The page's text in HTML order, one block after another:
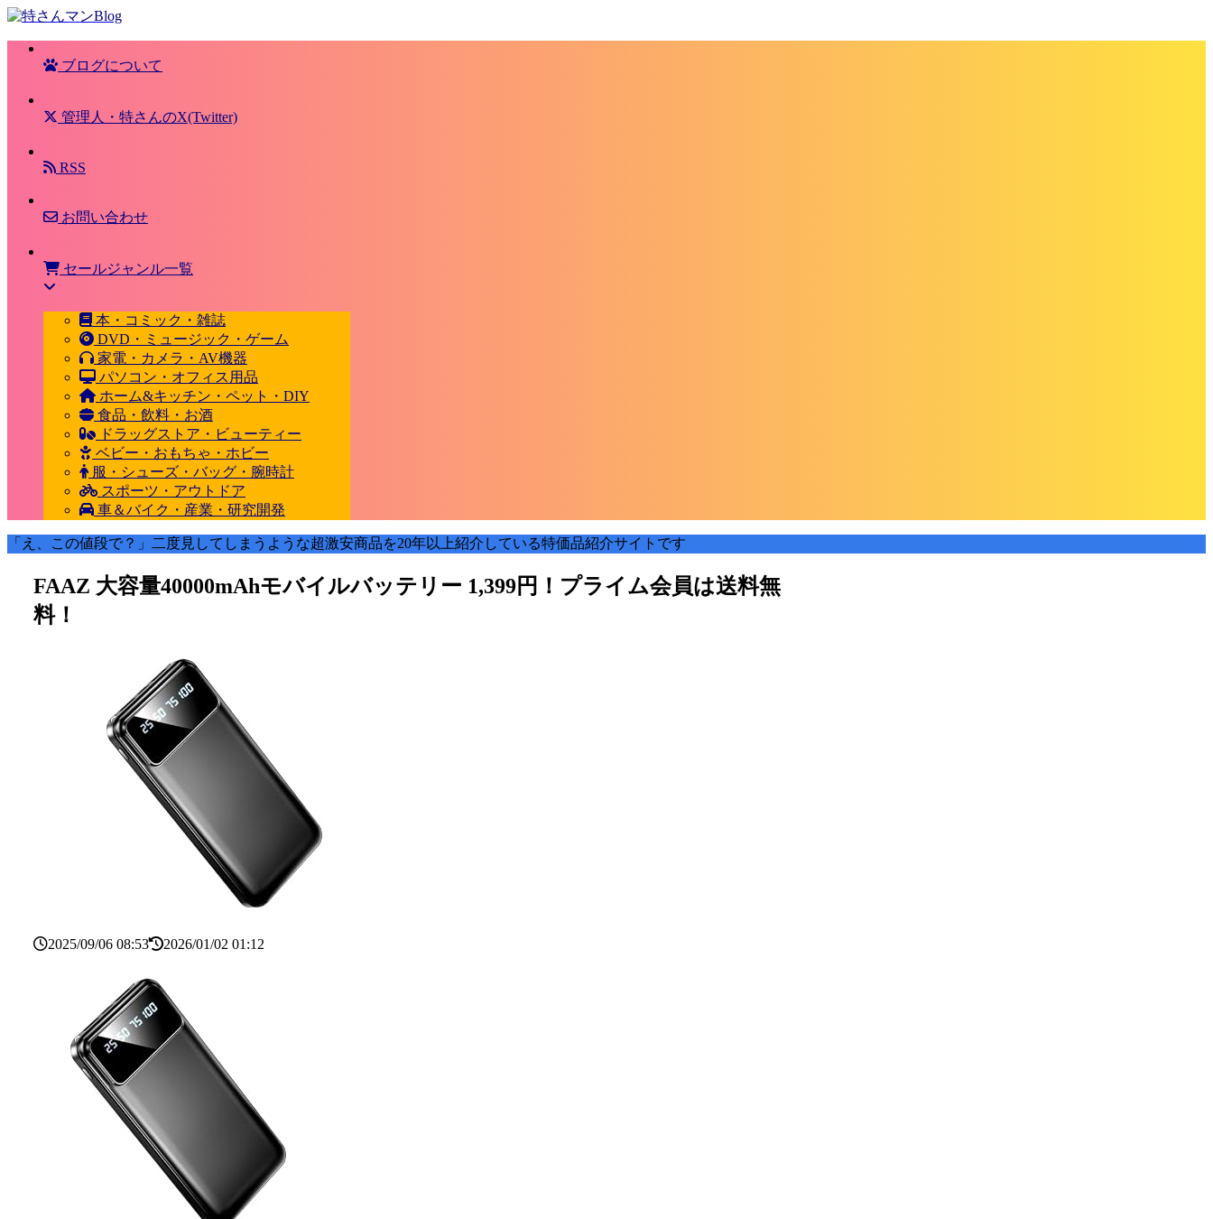
ブログについて
管理人・特さんのX(Twitter)
RSS
お問い合わせ
セールジャンル一覧
本・コミック・雑誌
DVD・ミュージック・ゲーム
家電・カメラ・AV機器
パソコン・オフィス用品
ホーム&キッチン・ペット・DIY
食品・飲料・お酒
ドラッグストア・ビューティー
ベビー・おもちゃ・ホビー
服・シューズ・バッグ・腕時計
スポーツ・アウトドア
車＆バイク・産業・研究開発
「え、この値段で？」二度見してしまうような超激安商品を20年以上紹介している特価品紹介サイトです
FAAZ 大容量40000mAhモバイルバッテリー 1,399円！プライム会員は送料無
料！
2025/09/06 08:53 2026/01/02 01:12